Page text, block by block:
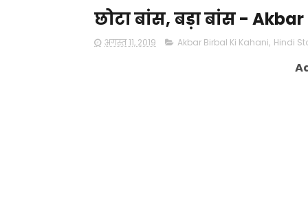
छोटा बांस, बड़ा बांस -
अगस्त 11, 2019 Akbar Birbal Ki Kahani, Hindi